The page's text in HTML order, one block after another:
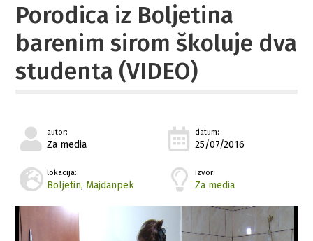
Porodica iz Boljetina
barenim sirom školuje dva
studenta (VIDEO)
autor:
Za media
datum:
25/07/2016
lokacija:
Boljetin, Majdanpek
izvor:
Za media